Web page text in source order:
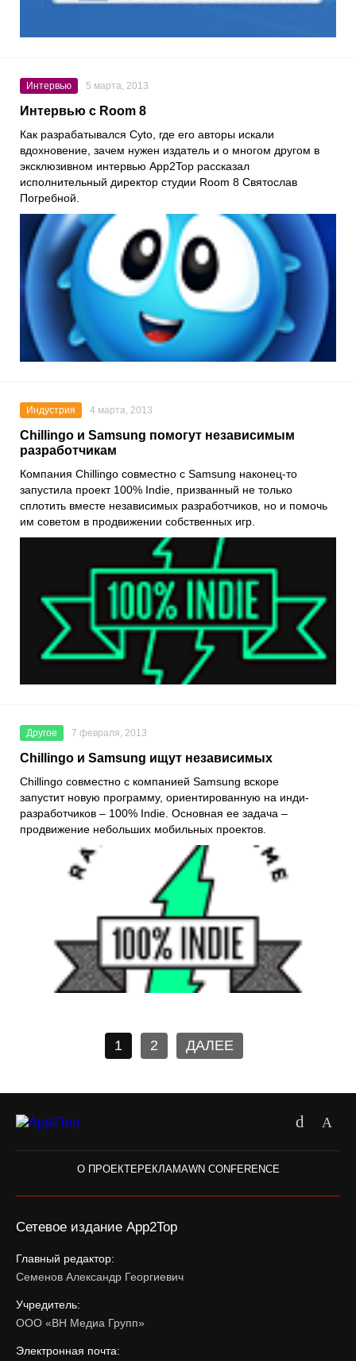
Интервью 5 марта, 2013
Интервью с Room 8
Как разрабатывался Cyto, где его авторы искали
вдохновение, зачем нужен издатель и о многом другом в
эксклюзивном интервью App2Top рассказал
исполнительный директор студии Room 8 Святослав
Погребной.
Индустрия 4 марта, 2013
Chillingo и Samsung помогут независимым
разработчикам
Компания Chillingo совместно с Samsung наконец-то
запустила проект 100% Indie, призванный не только
сплотить вместе независимых разработчиков, но и помочь
им советом в продвижении собственных игр.
Другое 7 февраля, 2013
Chillingo и Samsung ищут независимых
Chillingo совместно с компанией Samsung вскоре
запустит новую программу, ориентированную на инди-
разработчиков – 100% Indie. Основная ее задача –
продвижение небольших мобильных проектов.
1 2 ДАЛЕЕ
О ПРОЕКТЕРЕКЛАМАWN CONFERENCE
Сетевое издание App2Top
Главный редактор:
Семенов Александр Георгиевич
Учредитель:
ООО «ВН Медиа Групп»
Электронная почта: